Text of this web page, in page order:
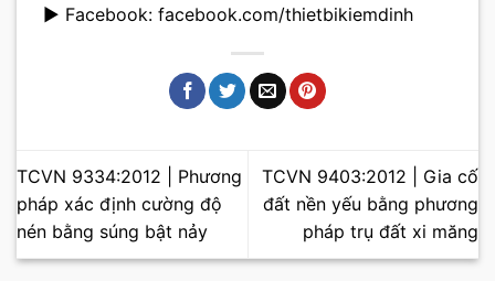
▶️ Facebook: facebook.com/thietbikiemdinh
TCVN 9334:2012 | Phương
pháp xác định cường độ
nén bằng súng bật nảy
TCVN 9403:2012 | Gia cố
đất nền yếu bằng phương
pháp trụ đất xi măng